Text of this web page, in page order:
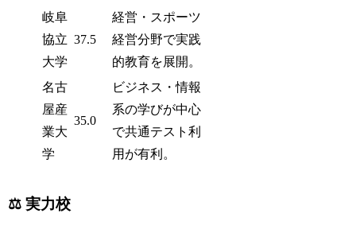
岐阜
協立
大学
37.5
経営・スポーツ
経営分野で実践
的教育を展開。
名古
屋産
業大
学
35.0
ビジネス・情報
系の学びが中心
で共通テスト利
用が有利。
⚖️ 実力校